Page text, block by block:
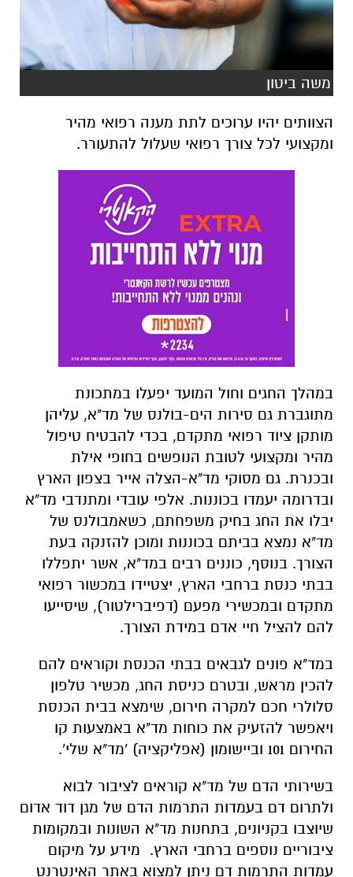
משה ביטון
הצוותים יהיו ערוכים לתת מענה רפואי מהיר
ומקצועי לכל צורך רפואי שעלול להתעורר.
במהלך החגים וחול המועד יפעלו במתכונת
מתוגברת גם סירות הים-בולנס של מד"א, עליהן
מותקן ציוד רפואי מתקדם, בכדי להבטיח טיפול
מהיר ומקצועי לטובת הנופשים בחופי אילת
ובכנרת. גם מסוקי מד"א-הצלה אייר בצפון הארץ
ובדרומה יעמדו בכוננות. אלפי עובדי ומתנדבי מד"א
יבלו את החג בחיק משפחתם, כשאמבולנס של
מד"א נמצא בביתם בכוננות ומוכן להזנקה בעת
הצורך. בנוסף, כוננים רבים במד"א, אשר יתפללו
בבתי כנסת ברחבי הארץ, יצטיידו במכשור רפואי
מתקדם ובמכשירי מפעם (דפיברילטור), שיסייעו
להם להציל חיי אדם במידת הצורך.
במד"א פונים לגבאים בבתי הכנסת וקוראים להם
להכין מראש, ובטרם כניסת החג, מכשיר טלפון
סלולרי חכם למקרה חירום, שימצא בבית הכנסת
ויאפשר להזעיק את כוחות מד"א באמצעות קו
החירום 101 וביישומון (אפליקציה) 'מד"א שלי'.
בשירותי הדם של מד"א קוראים לציבור לבוא
ולתרום דם בעמדות התרמות הדם של מגן דוד אדום
שיוצבו בקניונים, בתחנות מד"א השונות ובמקומות
ציבוריים נוספים ברחבי הארץ.
מידע על מיקום
עמדות התרמות דם ניתן למצוא באתר האינטרנט